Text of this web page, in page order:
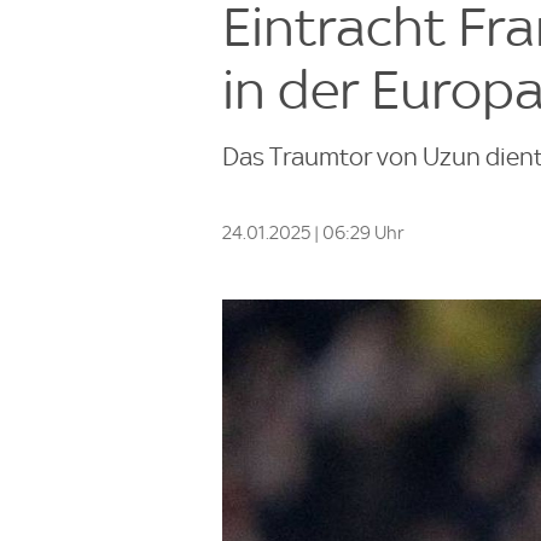
Eintracht
in der
Das Traumtor von Uzun
24.01.2025 | 06:29 Uhr